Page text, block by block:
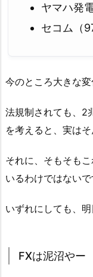
ヤマハ発
セコム（
今のところ大きな変
法規制されても、2
を考えると、実は
それに、そもそも
いるわけではない
いずれにしても、
FXは泥沼やー